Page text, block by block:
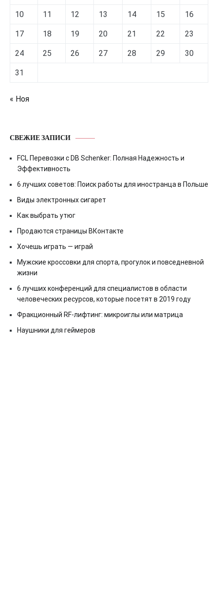
10 11 12 13 14 15 16
17 18 19 20 21 22 23
24 25 26 27 28 29 30
31
« Ноя
СВЕЖИЕ ЗАПИСИ
FCL Перевозки с DB Schenker: Полная Надежность и
Эффективность
6 лучших советов: Поиск работы для иностранца в Польше
Виды электронных сигарет
Как выбрать утюг
Продаются страницы ВКонтакте
Хочешь играть — играй
Мужские кроссовки для спорта, прогулок и повседневной
жизни
6 лучших конференций для специалистов в области
человеческих ресурсов, которые посетят в 2019 году
Фракционный RF-лифтинг: микроиглы или матрица
Наушники для геймеров